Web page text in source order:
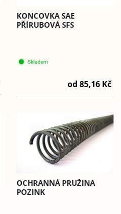
KONCOVKA SAE
PŘÍRUBOVÁ SFS
od 85,16 Kč
OCHRANNÁ PRUŽINA
POZINK